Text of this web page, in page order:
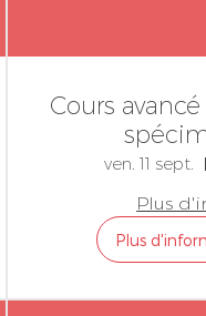
Cours
ven. 11 sept.
Plus
Plus